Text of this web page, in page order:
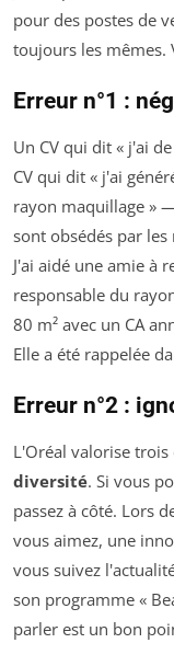
pour des postes de
toujours les mêmes.
Erreur n°1 :
Un CV qui dit « j'ai
CV qui dit « j'ai
rayon maquillage »
sont obsédés par
J'ai aidé une amie à
responsable du
80 m² avec un CA
Elle a été rappelée
Erreur n°2 :
L'Oréal valorise trois
diversité. Si vous
passez à côté. Lors
vous aimez, une
vous suivez
son programme «
parler est un bon